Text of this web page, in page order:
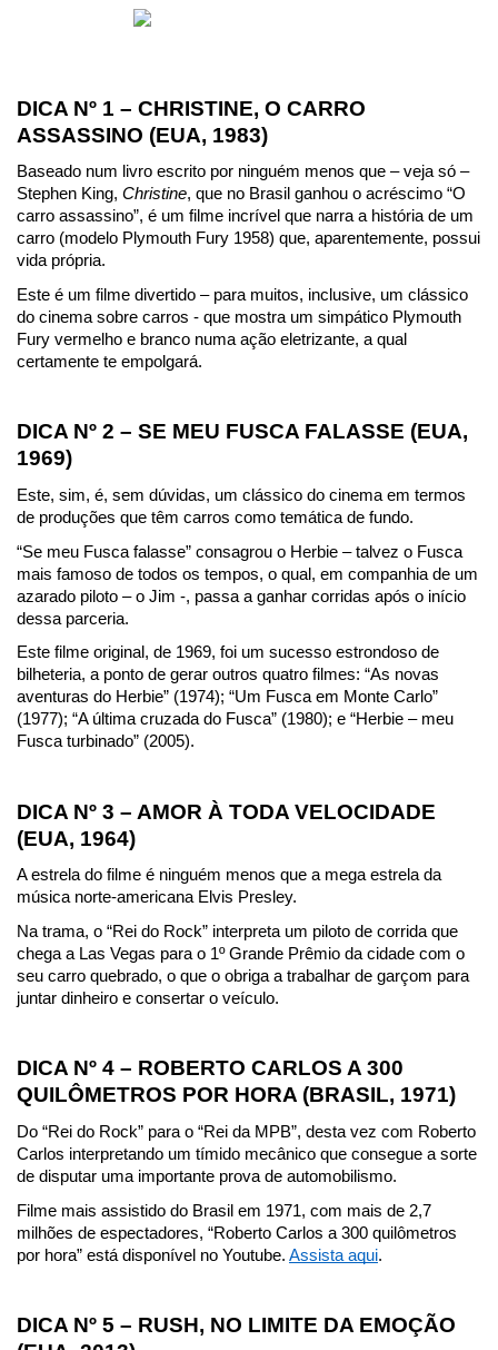
DICA Nº 1 – CHRISTINE, O CARRO
ASSASSINO (EUA, 1983)
Baseado num livro escrito por ninguém menos que – veja só –
Stephen King, Christine, que no Brasil ganhou o acréscimo “O
carro assassino”, é um filme incrível que narra a história de um
carro (modelo Plymouth Fury 1958) que, aparentemente, possui
vida própria.
Este é um filme divertido – para muitos, inclusive, um clássico
do cinema sobre carros - que mostra um simpático Plymouth
Fury vermelho e branco numa ação eletrizante, a qual
certamente te empolgará.
DICA Nº 2 – SE MEU FUSCA FALASSE (EUA,
1969)
Este, sim, é, sem dúvidas, um clássico do cinema em termos
de produções que têm carros como temática de fundo.
“Se meu Fusca falasse” consagrou o Herbie – talvez o Fusca
mais famoso de todos os tempos, o qual, em companhia de um
azarado piloto – o Jim -, passa a ganhar corridas após o início
dessa parceria.
Este filme original, de 1969, foi um sucesso estrondoso de
bilheteria, a ponto de gerar outros quatro filmes: “As novas
aventuras do Herbie” (1974); “Um Fusca em Monte Carlo”
(1977); “A última cruzada do Fusca” (1980); e “Herbie – meu
Fusca turbinado” (2005).
DICA Nº 3 – AMOR À TODA VELOCIDADE
(EUA, 1964)
A estrela do filme é ninguém menos que a mega estrela da
música norte-americana Elvis Presley.
Na trama, o “Rei do Rock” interpreta um piloto de corrida que
chega a Las Vegas para o 1º Grande Prêmio da cidade com o
seu carro quebrado, o que o obriga a trabalhar de garçom para
juntar dinheiro e consertar o veículo.
DICA Nº 4 – ROBERTO CARLOS A 300
QUILÔMETROS POR HORA (BRASIL, 1971)
Do “Rei do Rock” para o “Rei da MPB”, desta vez com Roberto
Carlos interpretando um tímido mecânico que consegue a sorte
de disputar uma importante prova de automobilismo.
Filme mais assistido do Brasil em 1971, com mais de 2,7
milhões de espectadores, “Roberto Carlos a 300 quilômetros
por hora” está disponível no Youtube. Assista aqui.
DICA Nº 5 – RUSH, NO LIMITE DA EMOÇÃO